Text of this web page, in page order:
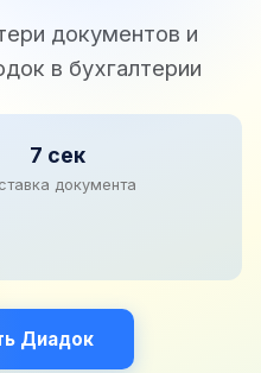
документов и
в бухгалтерии
7 сек
документа
Диадок